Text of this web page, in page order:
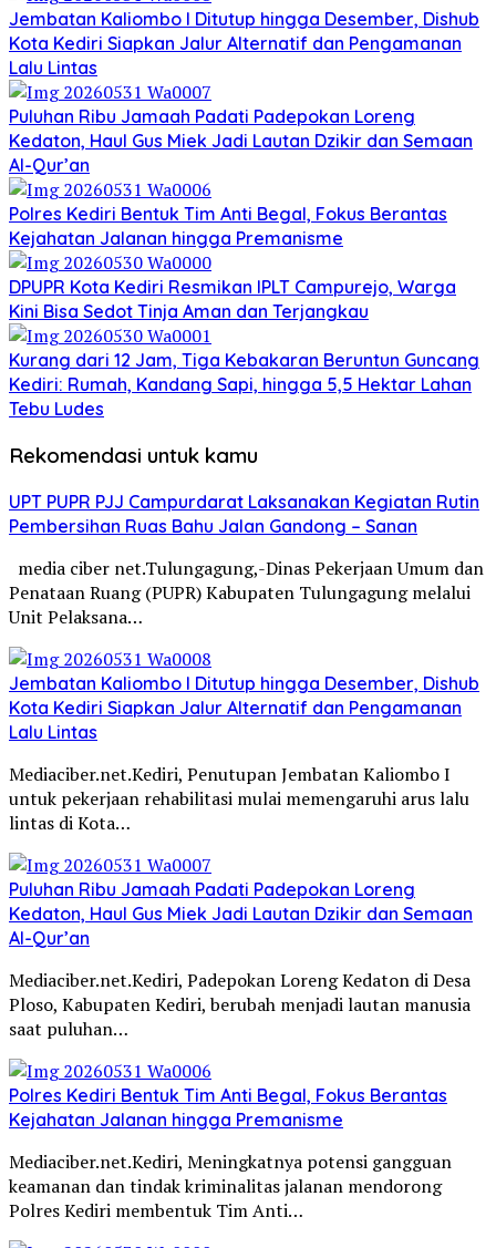
Jembatan Kaliombo I Ditutup hingga Desember, Dishub
Kota Kediri Siapkan Jalur Alternatif dan Pengamanan
Lalu Lintas
Puluhan Ribu Jamaah Padati Padepokan Loreng
Kedaton, Haul Gus Miek Jadi Lautan Dzikir dan Semaan
Al-Qur’an
Polres Kediri Bentuk Tim Anti Begal, Fokus Berantas
Kejahatan Jalanan hingga Premanisme
DPUPR Kota Kediri Resmikan IPLT Campurejo, Warga
Kini Bisa Sedot Tinja Aman dan Terjangkau
Kurang dari 12 Jam, Tiga Kebakaran Beruntun Guncang
Kediri: Rumah, Kandang Sapi, hingga 5,5 Hektar Lahan
Tebu Ludes
Rekomendasi untuk kamu
UPT PUPR PJJ Campurdarat Laksanakan Kegiatan Rutin
Pembersihan Ruas Bahu Jalan Gandong – Sanan
media ciber net.Tulungagung,-Dinas Pekerjaan Umum dan
Penataan Ruang (PUPR) Kabupaten Tulungagung melalui
Unit Pelaksana…
Jembatan Kaliombo I Ditutup hingga Desember, Dishub
Kota Kediri Siapkan Jalur Alternatif dan Pengamanan
Lalu Lintas
Mediaciber.net.Kediri, Penutupan Jembatan Kaliombo I
untuk pekerjaan rehabilitasi mulai memengaruhi arus lalu
lintas di Kota…
Puluhan Ribu Jamaah Padati Padepokan Loreng
Kedaton, Haul Gus Miek Jadi Lautan Dzikir dan Semaan
Al-Qur’an
Mediaciber.net.Kediri, Padepokan Loreng Kedaton di Desa
Ploso, Kabupaten Kediri, berubah menjadi lautan manusia
saat puluhan…
Polres Kediri Bentuk Tim Anti Begal, Fokus Berantas
Kejahatan Jalanan hingga Premanisme
Mediaciber.net.Kediri, Meningkatnya potensi gangguan
keamanan dan tindak kriminalitas jalanan mendorong
Polres Kediri membentuk Tim Anti…